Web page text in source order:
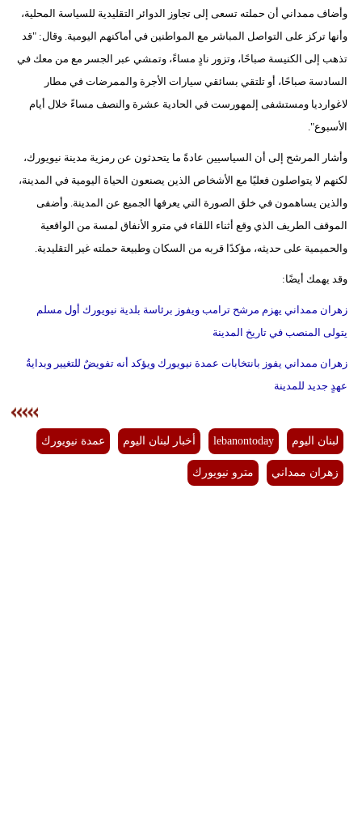
بيئة
سيارات
وأضاف ممداني أن حملته تسعى إلى تجاوز الدوائر التقليدية للسياسة المحلية،
وأنها تركز على التواصل المباشر مع المواطنين في أماكنهم اليومية. وقال: "قد
تذهب إلى الكنيسة صباحًا، وتزور نادٍ مساءً، وتمشي عبر الجسر مع من معك في
السادسة صباحًا، أو تلتقي بسائقي سيارات الأجرة والممرضات في مطار
لاغوارديا ومستشفى إلمهورست في الحادية عشرة والنصف مساءً خلال أيام
الأسبوع".
وأشار المرشح إلى أن السياسيين عادةً ما يتحدثون عن رمزية مدينة نيويورك،
لكنهم لا يتواصلون فعليًا مع الأشخاص الذين يصنعون الحياة اليومية في المدينة،
والذين يساهمون في خلق الصورة التي يعرفها الجميع عن المدينة. وأضفى
الموقف الطريف الذي وقع أثناء اللقاء في مترو الأنفاق لمسة من الواقعية
والحميمية على حديثه، مؤكدًا قربه من السكان وطبيعة حملته غير التقليدية.
وقد يهمك أيضًا:
زهران ممداني يهزم مرشح ترامب ويفوز برئاسة بلدية نيويورك أول مسلم
يتولى المنصب في تاريخ المدينة
زهران ممداني يفوز بانتخابات عمدة نيويورك ويؤكد أنه تفويضٌ للتغيير وبدايةُ
عهدٍ جديد للمدينة
لبنان اليوم lebanontoday أخبار لبنان اليوم عمدة نيويورك
زهران ممداني مترو نيويورك